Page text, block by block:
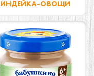
ИНДЕЙКА-ОВОЩИ